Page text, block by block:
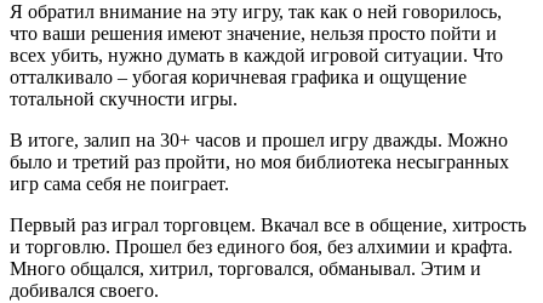
Я обратил внимание на эту игру, так как о ней говорилось,
что ваши решения имеют значение, нельзя просто пойти и
всех убить, нужно думать в каждой игровой ситуации. Что
отталкивало – убогая коричневая графика и ощущение
тотальной скучности игры.
В итоге, залип на 30+ часов и прошел игру дважды. Можно
было и третий раз пройти, но моя библиотека несыгранных
игр сама себя не поиграет.
Первый раз играл торговцем. Вкачал все в общение, хитрость
и торговлю. Прошел без единого боя, без алхимии и крафта.
Много общался, хитрил, торговался, обманывал. Этим и
добивался своего.